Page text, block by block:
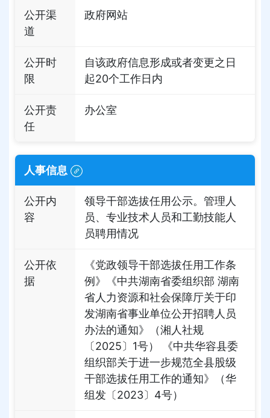
公开渠
道
政府网站
公开时
限
自该政府信息形成或者变更之日
起20个工作日内
公开责
任
办公室
人事信息
公开内
容
领导干部选拔任用公示。管理人
员、专业技术人员和工勤技能人
员聘用情况
公开依
据
《党政领导干部选拔任用工作条
例》《中共湖南省委组织部 湖南
省人力资源和社会保障厅关于印
发湖南省事业单位公开招聘人员
办法的通知》（湘人社规
〔2025〕1号） 《中共华容县委
组织部关于进一步规范全县股级
干部选拔任用工作的通知》（华
组发〔2023〕4号）